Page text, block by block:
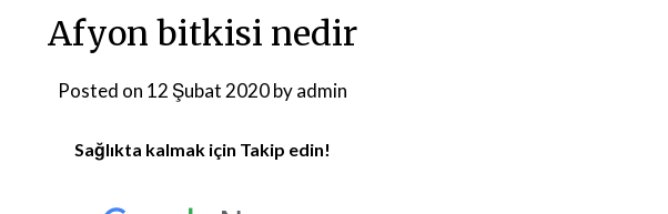
Afyon bitkisi nedir
Posted on 12 Şubat 2020byadmin
Sağlıkta kalmak için Takip edin!